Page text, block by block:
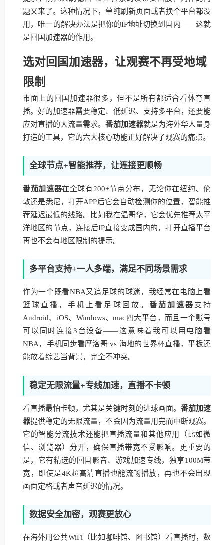
题又来了。这种情况下，单纯刷新页面或者换个平台都没
用，唯一的解决办法是把你的IP地址切换到国内——这就
是回国加速器的作用。
选对回国加速器，让观赛不再受地域
限制
市面上的回国加速器很多，但不是所有都适合看体育直
播。好的加速器需要稳定、低延迟、支持多平台，还要能
应对直播的大流量需求。番茄加速器就是为海外华人量身
打造的工具，它的六大核心功能正好解决了观赛的痛点。
全球节点+智能推荐，让连接更顺畅
番茄加速器在全球有200+节点分布，无论你在纽约、伦
敦还是悉尼，打开APP后它会自动检测你的位置，智能推
荐延迟最低的线路。比如我在温哥华，它会优先推荐太平
洋地区的节点，连接后IP直接变成国内的，打开直播平台
再也不会有地区限制的提示。
多平台支持+一人多端，满足不同场景需求
作为一个既看NBA又追足球的球迷，我经常在电脑上看
篮球直播，手机上看足球回放。 番茄加速器支持
Android、iOS、Windows、mac四大平台，而且一个账号
可以同时连接3台设备——这意味着我可以用电脑看
NBA，手机同步看摩洛哥 vs 海地的世界杯直播，平板还
能放着综艺当背景，完全不冲突。
稳定无限流量+专线加速，直播不卡顿
看直播最怕卡顿，尤其是关键时刻的进球画面。 番茄加速
器提供稳定的无限流量，不会因为流量用完而中断观赛。
它的智能分流技术还能把直播流量和其他应用（比如微
信、浏览器）分开，确保直播带宽不受影响。更重要的
是，它有精选的回国影音、游戏加速专线，独享100M带
宽，即使是4K超高清直播也能流畅播放，再也不会出现
画面定格或者声音延迟的情况。
数据安全加密，观赛更放心
在海外用公共WiFi（比如咖啡馆、图书馆）看直播时，数